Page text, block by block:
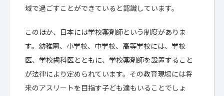
域で過ごすことができていると認識しています。
このほか、日本には学校薬剤師という制度がありま
す。幼稚園、小学校、中学校、高等学校には、学校
医、学校歯科医とともに、学校薬剤師を設置すること
が法律により定められています。その教育現場には将
来のアスリートを目指す子ども達もいることでしょ